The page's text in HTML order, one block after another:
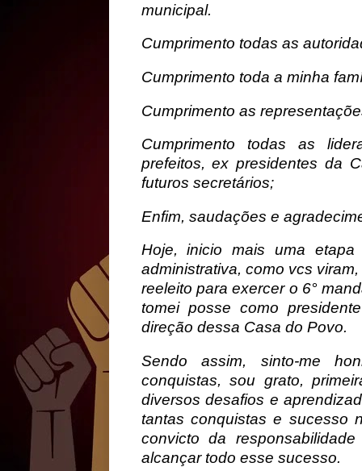
municipal.
Cumprimento todas as
Cumprimento toda a minha
Cumprimento as
Cumprimento todas as
prefeitos, ex presidentes da
futuros secretários;
Enfim, saudações e
Hoje, inicio mais uma
administrativa, como vcs
reeleito para exercer o 6°
tomei posse como
direção dessa Casa do Povo.
Sendo assim, sinto-me
conquistas, sou grato,
diversos desafios e
tantas conquistas e sucesso
convicto da
alcançar todo esse sucesso.